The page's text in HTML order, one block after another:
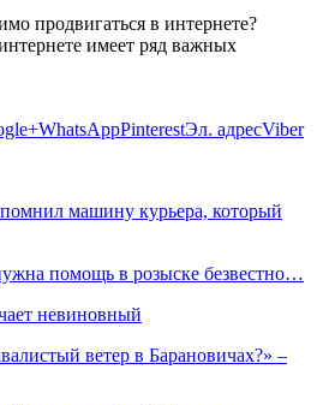
продвигаться в интернете?
имеет ряд важных
WhatsAppPinterestЭл. адресViber
машину курьера, который
помощь в розыске безвестно…
невиновный
ветер в Барановичах?» –